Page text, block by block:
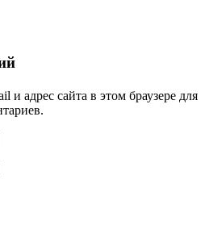
и адрес сайта в этом браузере для